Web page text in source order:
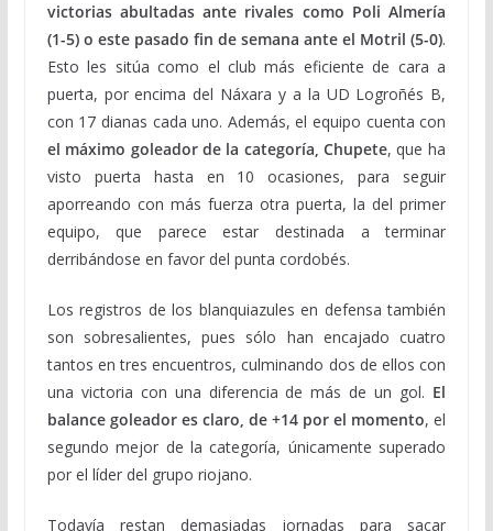
victorias abultadas ante rivales como Poli Almería
(1-5) o este pasado fin de semana ante el Motril (5-0).
Esto les sitúa como el club más eficiente de cara a
puerta, por encima del Náxara y a la UD Logroñés B,
con 17 dianas cada uno. Además, el equipo cuenta con
el máximo goleador de la categoría, Chupete, que ha
visto puerta hasta en 10 ocasiones, para seguir
aporreando con más fuerza otra puerta, la del primer
equipo, que parece estar destinada a terminar
derribándose en favor del punta cordobés.
Los registros de los blanquiazules en defensa también
son sobresalientes, pues sólo han encajado cuatro
tantos en tres encuentros, culminando dos de ellos con
una victoria con una diferencia de más de un gol. El
balance goleador es claro, de +14 por el momento, el
segundo mejor de la categoría, únicamente superado
por el líder del grupo riojano.
Todavía restan demasiadas jornadas para sacar